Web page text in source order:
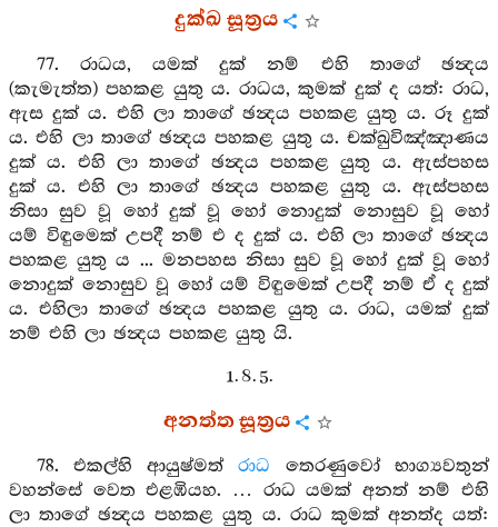
දුක්ඛ සූත්‍රය
77. රාධය, යමක් දුක් නම් එහි තාගේ ඡන්‍දය
(කැමැත්ත) පහකළ යුතු ය. රාධය, කුමක් දුක් ද යත්: රාධ,
ඇස දුක් ය. එහි ලා තාගේ ඡන්‍දය පහකළ යුතු ය. රූ දුක්
ය. එහි ලා තාගේ ඡන්‍දය පහකළ යුතු ය. චක්ඛුවිඤ්ඤාණය
දුක් ය. එහි ලා තාගේ ඡන්‍දය පහකළ යුතු ය. ඇස්පහස
දුක් ය. එහි ලා තාගේ ඡන්‍දය පහකළ යුතු ය. ඇස්පහස
නිසා සුව වූ හෝ දුක් වූ හෝ නොදුක් නොසුව වූ හෝ
යම් විඳුමෙක් උපදී නම් එ ද දුක් ය. එහි ලා තාගේ ඡන්‍දය
පහකළ යුතු ය ... මනපහස නිසා සුව වූ හෝ දුක් වූ හෝ
නොදුක් නොසුව වූ හෝ යම් විඳුමෙක් උපදී නම් ඒ ද දුක්
ය. එහිලා තාගේ ඡන්‍දය පහකළ යුතු ය. රාධ, යමක් දුක්
නම් එහි ලා ඡන්‍දය පහකළ යුතු යි.
1. 8. 5.
අනත්ත සූත්‍රය
78. එකල්හි ආයුෂ්මත්රාධ තෙරණුවෝ භාග්‍යවතුන්
වහන්සේ වෙත එළඹියහ. … රාධ යමක් අනත් නම් එහි
ලා තාගේ ඡන්‍දය පහකළ යුතු ය. රාධ කුමක් අනත්ද යත්: